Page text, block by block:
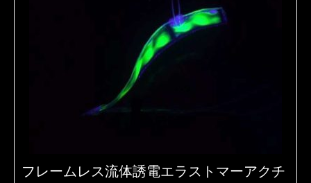
フレームレス流体誘電エラストマーアクチ